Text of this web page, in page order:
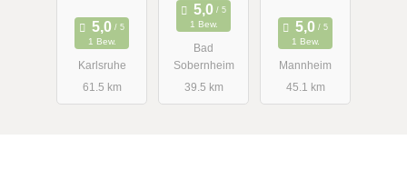
1 Bew.
Karlsruhe
61.5 km
Imaging
1 Bew.
Bad
Sobernheim
39.5 km
1 Bew.
Mannheim
45.1 km